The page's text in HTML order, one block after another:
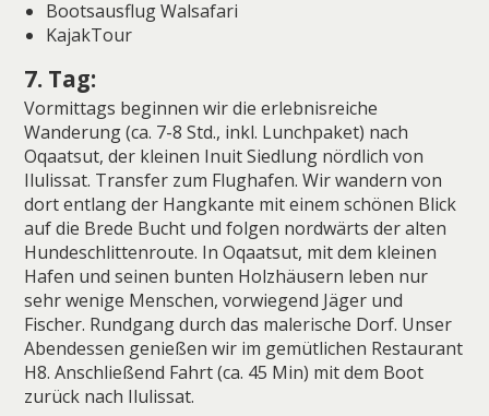
Bootsausflug Walsafari
KajakTour
7. Tag:
Vormittags beginnen wir die erlebnisreiche
Wanderung (ca. 7-8 Std., inkl. Lunchpaket) nach
Oqaatsut, der kleinen Inuit Siedlung nördlich von
Ilulissat. Transfer zum Flughafen. Wir wandern von
dort entlang der Hangkante mit einem schönen Blick
auf die Brede Bucht und folgen nordwärts der alten
Hundeschlittenroute. In Oqaatsut, mit dem kleinen
Hafen und seinen bunten Holzhäusern leben nur
sehr wenige Menschen, vorwiegend Jäger und
Fischer. Rundgang durch das malerische Dorf. Unser
Abendessen genießen wir im gemütlichen Restaurant
H8. Anschließend Fahrt (ca. 45 Min) mit dem Boot
zurück nach Ilulissat.